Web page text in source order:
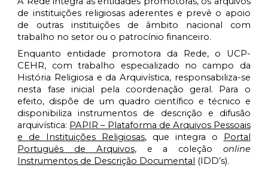
de instituições religiosas aderentes e prevê o apoio
de outras instituições de âmbito nacional com
trabalho no setor ou o patrocínio financeiro.
Enquanto entidade promotora da Rede, o UCP-
CEHR, com trabalho especializado no campo da
História Religiosa e da Arquivística, responsabiliza-se
nesta fase inicial pela coordenação geral. Para o
efeito, dispõe de um quadro científico e técnico e
disponibiliza instrumentos de descrição e difusão
arquivística: PAPIR – Plataforma de Arquivos Pessoais
e de Instituições Religiosas, que integra o
Portal
Português de Arquivos, e a coleção online
Instrumentos de Descrição Documental (IDD’s).